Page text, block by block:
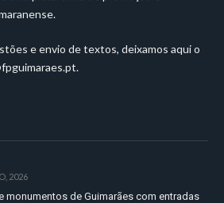
e envio de textos, deixamos aqui o
.
2026
monumentos de Guimarães com entradas